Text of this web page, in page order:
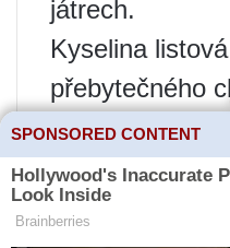
játrech.
Kyselina
přebytečného
důležitý ve
psychickou a
SPONSORED CONTENT